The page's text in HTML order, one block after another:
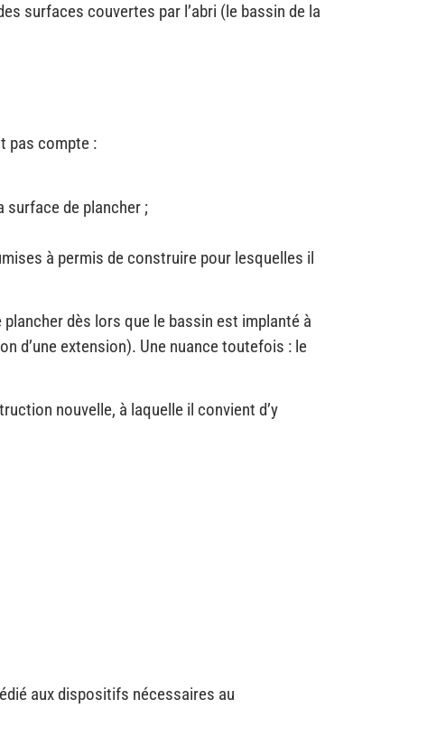
surfaces couvertes par l’abri (le bassin de la
pas compte :
surface de plancher ;
à permis de construire pour lesquelles il
dès lors que le bassin est implanté à
d’une extension). Une nuance toutefois : le
nouvelle, à laquelle il convient d’y
aux dispositifs nécessaires au